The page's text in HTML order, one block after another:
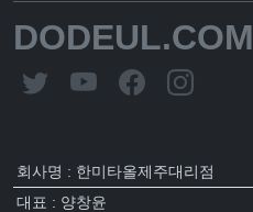
DODEUL.COM
회사명 : 한미타올제주대리점
대표 : 양창윤